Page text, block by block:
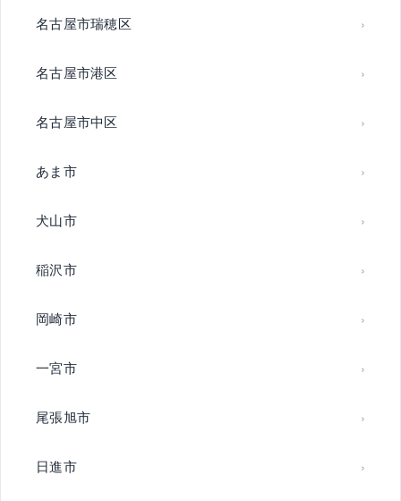
名古屋市瑞穂区
名古屋市港区
名古屋市中区
あま市
犬山市
稲沢市
岡崎市
一宮市
尾張旭市
日進市